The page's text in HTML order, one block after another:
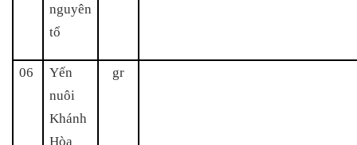
nguyên
tổ
06
Yến
nuôi
Khánh
Hòa
gr